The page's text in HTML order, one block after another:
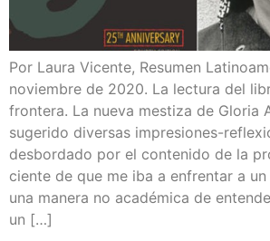
Por Lau­ra Vicen­te, Resu­men
noviem­bre de 2020. La lec­tu­ra del
fron­te­ra. La nue­va mes­ti­za de Glo­ria
suge­ri­do diver­sas impre­­sio­­nes-
des­bor­da­do por el con­te­ni­do de la
cien­te de que me iba a enfren­tar a
una mane­ra no aca­dé­mi­ca de
un […]